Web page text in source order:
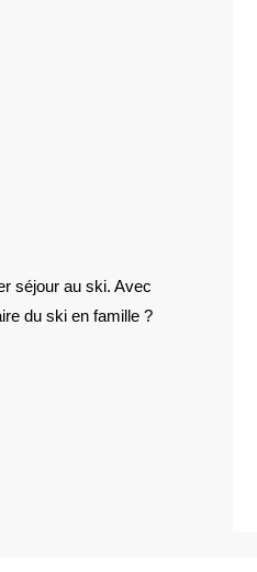
séjour au ski. Avec
du ski en famille ?